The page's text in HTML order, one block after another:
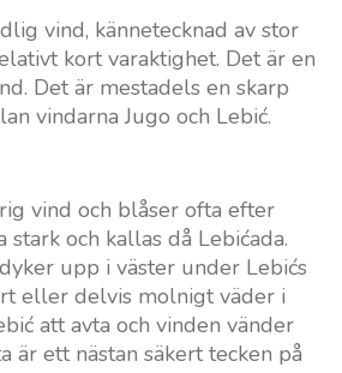
vind, kännetecknad av stor
kort varaktighet. Det är en
Det är mestadels en skarp
vindarna Jugo och Lebić.
vind och blåser ofta efter
stark och kallas då Lebićada.
upp i väster under Lebićs
eller delvis molnigt väder i
att avta och vinden vänder
är ett nästan säkert tecken på